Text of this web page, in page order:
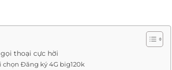
thoại cực hời
chọn Đăng ký 4G big120k